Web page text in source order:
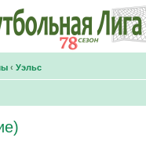
‹ Уэльс